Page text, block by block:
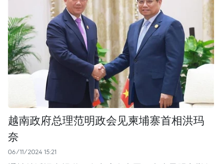
越南政府总理范明政会见柬埔寨首相洪玛
奈
06/11/2024 15:21